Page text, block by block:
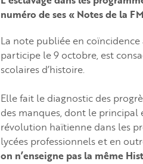
numéro de ses « Notes de la
La note publiée en coïncidence
participe le 9 octobre, est
scolaires d’histoire.
Elle fait le diagnostic des
des manques, dont le principal
révolution haïtienne dans les
lycées professionnels et en
on n’enseigne pas la même